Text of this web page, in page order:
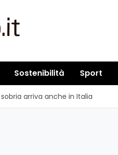
Sostenibilità Sport
arriva anche in Italia